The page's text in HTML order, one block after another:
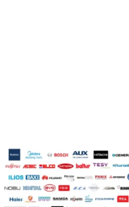
Δίστηλο ,Μονόστηλο
Τρίστηλο